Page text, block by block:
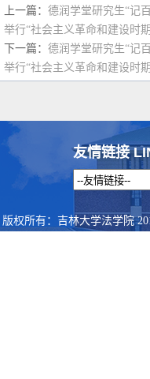
上一篇： 德润学堂研究生“记
举行“社会主义革命和建设时
下一篇： 德润学堂研究生“记
举行“社会主义革命和建设时
友情链接
版权所有：吉林大学法学院